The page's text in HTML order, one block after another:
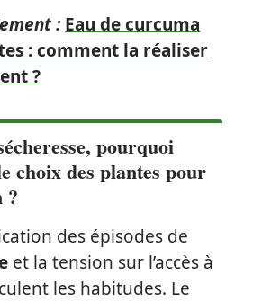
: Eau de curcuma
: comment la réaliser
?
pourquoi
choix des plantes pour
?
des épisodes de
et la tension sur l’accès à
les habitudes. Le